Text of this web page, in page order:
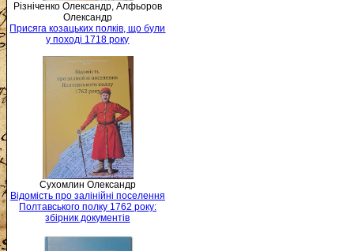
Різніченко Олександр, Алфьоров
Олександр
Присяга козацьких полків, що були
у поході 1718 року
Сухомлин Олександр
Відомість про залінійні поселення
Полтавського полку 1762 року:
збірник документів